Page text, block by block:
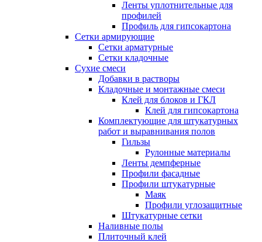
Ленты уплотнительные для
профилей
Профиль для гипсокартона
Сетки армирующие
Сетки арматурные
Сетки кладочные
Сухие смеси
Добавки в растворы
Кладочные и монтажные смеси
Клей для блоков и ГКЛ
Клей для гипсокартона
Комплектующие для штукатурных
работ и выравнивания полов
Гильзы
Рулонные материалы
Ленты демпферные
Профили фасадные
Профили штукатурные
Маяк
Профили углозащитные
Штукатурные сетки
Наливные полы
Плиточный клей